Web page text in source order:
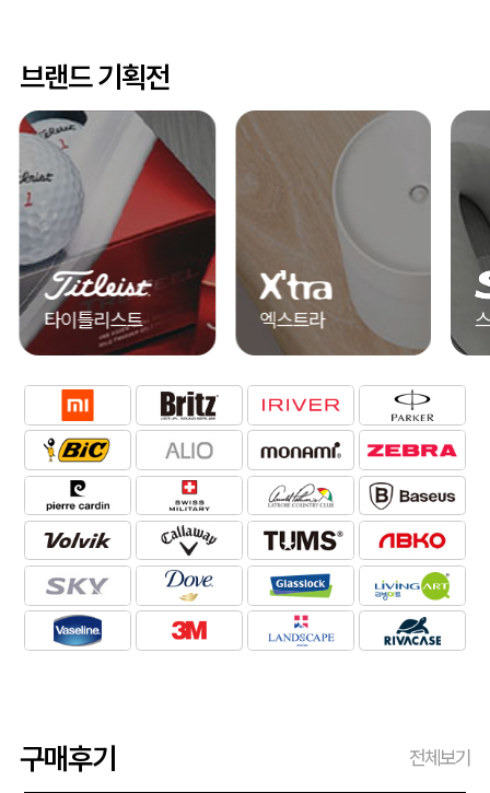
브랜드 기획전
엑스트라 스카이
구매후기 전체보기